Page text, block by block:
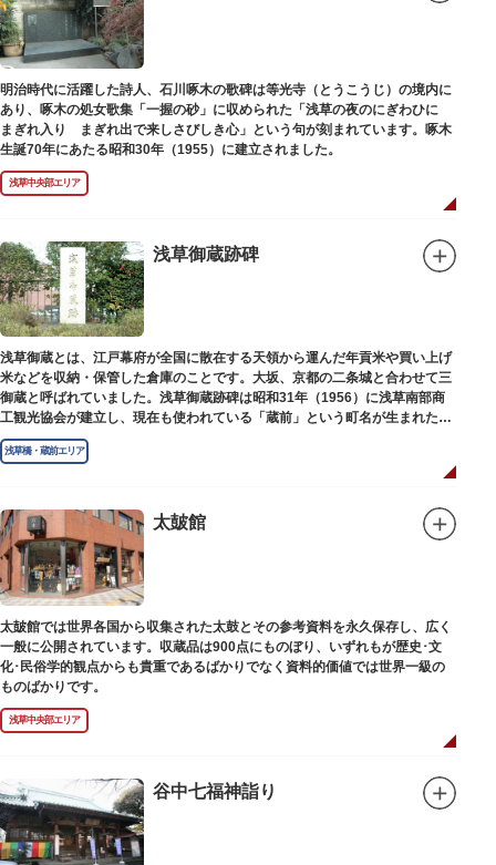
明治時代に活躍した詩人、石川啄木の歌碑は等光寺（とうこうじ）の境内に
あり、啄木の処女歌集「一握の砂」に収められた「浅草の夜のにぎわひに
まぎれ入り まぎれ出で来しさびしき心」という句が刻まれています。啄木
生誕70年にあたる昭和30年（1955）に建立されました。
浅草中央部エリア
浅草御蔵跡碑
浅草御蔵とは、江戸幕府が全国に散在する天領から運んだ年貢米や買い上げ
米などを収納・保管した倉庫のことです。大坂、京都の二条城と合わせて三
御蔵と呼ばれていました。浅草御蔵跡碑は昭和31年（1956）に浅草南部商
工観光協会が建立し、現在も使われている「蔵前」という町名が生まれたの
は昭和9年（1934）のことです。
浅草橋・蔵前エリア
太皷館
太皷館では世界各国から収集された太鼓とその参考資料を永久保存し、広く
一般に公開されています。収蔵品は900点にものぼり、いずれもが歴史･文
化･民俗学的観点からも貴重であるばかりでなく資料的価値では世界一級の
ものばかりです。
浅草中央部エリア
谷中七福神詣り